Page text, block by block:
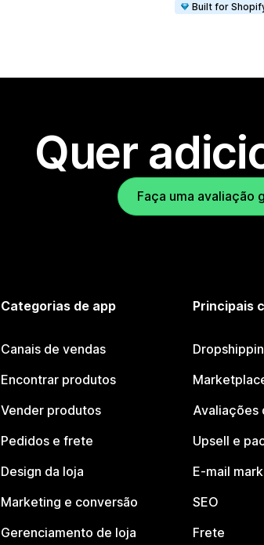
Built for
Quer
Faça uma avaliação
Categorias de app
Canais de vendas
Encontrar produtos
Vender produtos
Pedidos e frete
Design da loja
Marketing e conversão
Gerenciamento de loja
Principais
Avaliações
Upsell e
E-mail
SEO
Frete